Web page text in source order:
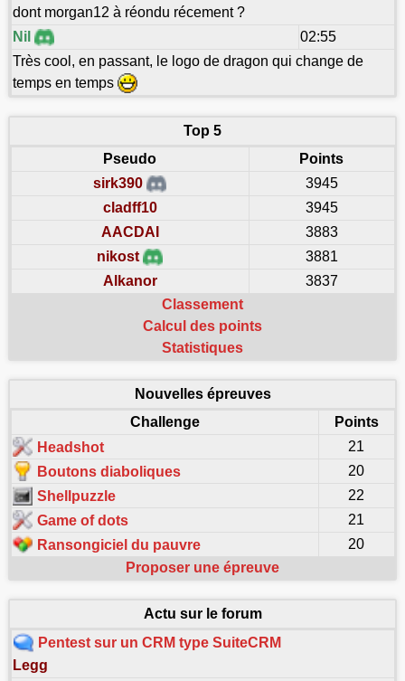
dont morgan12 à réondu récement ?
Nil
02:55
Très cool, en passant, le logo de dragon qui change de
temps en temps
Top 5
Pseudo
Points
sirk390
3945
cladff10
3945
AACDAI
3883
nikost
3881
Alkanor
3837
Classement
Calcul des points
Statistiques
Nouvelles épreuves
Challenge
Points
Headshot
21
Boutons diaboliques
20
Shellpuzzle
22
Game of dots
21
Ransongiciel du pauvre
20
Proposer une épreuve
Actu sur le forum
Pentest sur un CRM type SuiteCRM
Legg